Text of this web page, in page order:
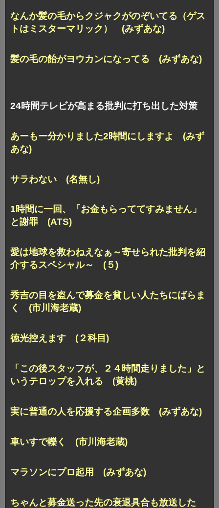
なんか髪の毛からクジャクがのぞいてる （ゲス
トはミスターマリック） (みずあな)
髪の毛の飴がヨウカンになってる (みずあな)
24時間テレビが高まる批判に打ち出した対策
あーもー分かりました2時間にしますよ (みず
あな)
サラわない (名無し)
1時間に一回、「お金もらっててすみません」
と謝罪 (ATS)
愛は地球を救わねえなぁ～寄せられた批判を紹
介するスペシャル～ (５)
秀吉の目を盗んで募金を貧しい人たちにばらま
く (市川海老蔵)
徳光控えます (２科目)
「この後スタッフが、２４時間走りました」と
いうテロップを入れる (黄桃)
実に普通の人を応援する企画多数 (みずあな)
車いすで轢く (市川海老蔵)
マラソンにプロ起用 (みずあな)
ちゃんと募金送った先の衰退具合も放送した